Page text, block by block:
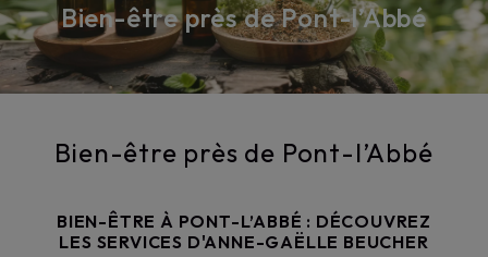
Bien-être près de Pont-l’Abbé
Bien-être près de Pont-l’Abbé
BIEN-ÊTRE À PONT-L’ABBÉ : DÉCOUVREZ
LES SERVICES D'ANNE-GAËLLE BEUCHER